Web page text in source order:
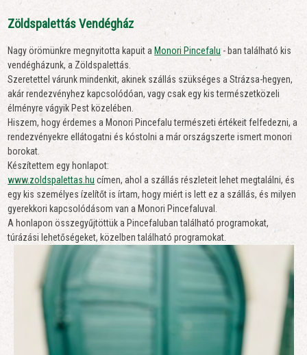
Zöldspalettás Vendégház
Nagy örömünkre megnyitotta kapuit a Monori Pincefalu- ban található kis
vendégházunk, a Zöldspalettás.
Szeretettel várunk mindenkit, akinek szállás szükséges a Strázsa-hegyen,
akár rendezvényhez kapcsolódóan, vagy csak egy kis természetközeli
élményre vágyik Pest közelében.
Hiszem, hogy érdemes a Monori Pincefalu természeti értékeit felfedezni, a
rendezvényekre ellátogatni és kóstolni a már országszerte ismert monori
borokat.
Készítettem egy honlapot:
www.zoldspalettas.hu címen, ahol a szállás részleteit lehet megtalálni, és
egy kis személyes ízelítőt is írtam, hogy miért is lett ez a szállás, és milyen
gyerekkori kapcsolódásom van a Monori Pincefaluval.
A honlapon összegyűjtöttük a Pincefaluban található programokat,
túrázási lehetőségeket, közelben található programokat.